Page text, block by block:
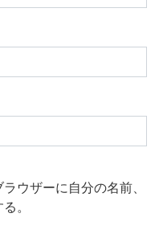
ウザーに自分の名前、
。